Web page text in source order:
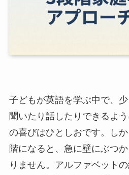
子どもが英語を学ぶ中で、少
聞いたり話したりできるよ
の喜びはひとしおです。し
階になると、急に壁にぶつ
りません。アルファベット